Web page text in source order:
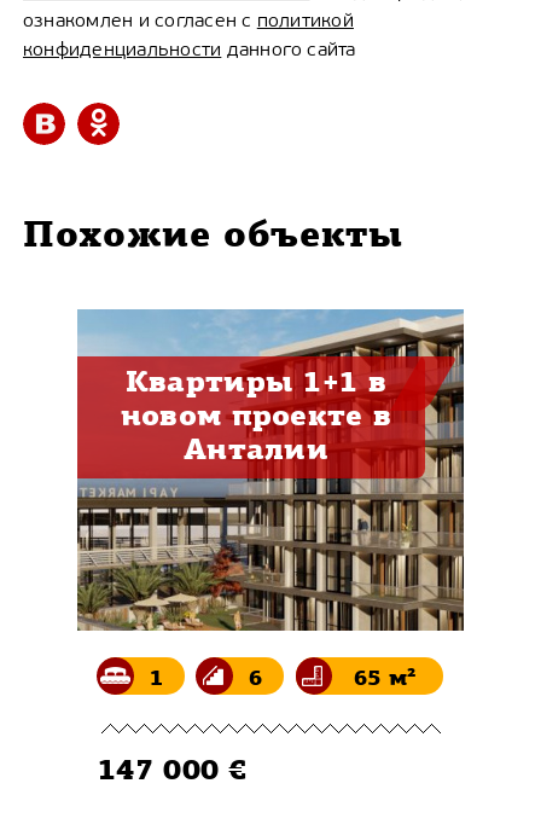
ознакомлен и согласен с политикой
конфиденциальности данного сайта
Похожие объекты
Квартиры 1+1 в
новом проекте в
Анталии
1 6 65 м²
147 000 €